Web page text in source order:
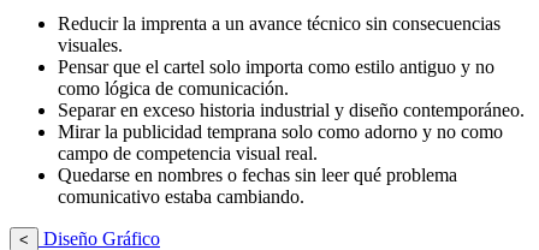
Reducir la imprenta a un avance técnico sin consecuencias
visuales.
Pensar que el cartel solo importa como estilo antiguo y no
como lógica de comunicación.
Separar en exceso historia industrial y diseño contemporáneo.
Mirar la publicidad temprana solo como adorno y no como
campo de competencia visual real.
Quedarse en nombres o fechas sin leer qué problema
comunicativo estaba cambiando.
<
Diseño Gráfico